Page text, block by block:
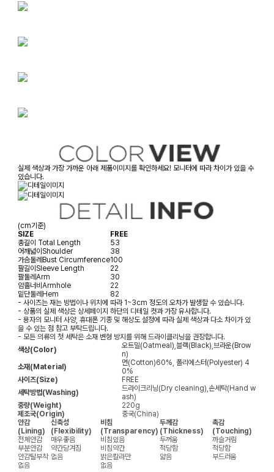
실제 색상과 가장 가까운 아래 제품이미지를 확인하세요! 모니터에 따라 차이가 있을 수
있습니다.
(cm기준)
SIZE
FREE
총길이 Total Length
53
어깨넓이Shoulder
38
가슴둘레Bust Circumference100
팔길이Sleeve Length
22
팔둘레Arm
30
암홀너비Armhole
22
밑단둘레Hem
82
- 사이즈는 재는 방법이나 위치에 따라 1~3cm 정도의 오차가 발생할 수 있습니다.
- 상품의 실제 색상은 상세페이지 하단의 디테일 컷과 가장 유사합니다.
- 용자의 모니터 사양, 휴대폰 기종 및 해상도 설정에 따라 실제 색상과 다소 차이가 있
을 수 있는 점 참고 부탁드립니다.
- 모든 의류의 첫 세탁은 소재 변형 방지를 위해 드라이클리닝을 권장합니다.
색상(Color)
오트밀(Oatmeal),블랙(Black),브라운(Brow
n)
소재(Material)
면(Cotton)60%, 폴리에스터(Polyester) 4
0%
사이즈(Size)
FREE
세탁방법(Washing)
드라이크리닝(Dry cleaning),손세탁(Hand w
ash)
중량(Weight)
220g
제조국(Origin)
중국(China)
안감
(Lining)
신축성
(Flexibility)
비침
(Transparency)
두께감
(Thickness)
촉감
(Touching)
전체안감
매우좋음 비침있음 두꺼움
까슬거림
부분안감
약간당겨짐 비침약간 적당함
적당함
안감탈부착 없음 밝은칼라만 얇음
부드러움
없음
없음